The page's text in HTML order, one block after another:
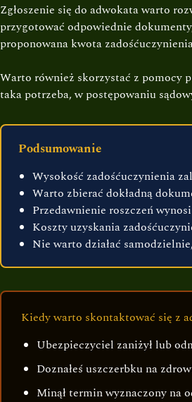
Zgłoszenie się do adwokata warto
przygotować odpowiednie
proponowana kwota
Warto również skorzystać z pomocy
taka potrzeba, w postępowaniu
Podsumowanie
Wysokość zadośćuczynienia
Warto zbierać dokładną
Przedawnienie roszczeń
Koszty uzyskania
Nie warto działać
Kiedy warto skontaktować się z
Ubezpieczyciel zaniżył lub
Doznałeś uszczerbku na
Minął termin wyznaczony na